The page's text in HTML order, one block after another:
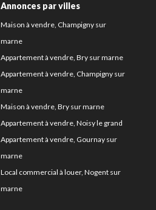
Annonces par villes
Maison à vendre, Champigny sur
marne
Appartement à vendre, Bry sur marne
Appartement à vendre, Champigny sur
marne
Maison à vendre, Bry sur marne
Appartement à vendre, Noisy le grand
Appartement à vendre, Gournay sur
marne
Local commercial à louer, Nogent sur
marne